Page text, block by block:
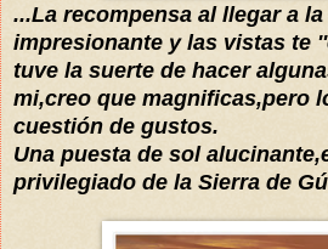
...La recompensa al llegar a
impresionante y las vistas te
tuve la suerte de hacer
mi,creo que magnificas,pero
cuestión de gustos.
Una puesta de sol
privilegiado de la Sierra de